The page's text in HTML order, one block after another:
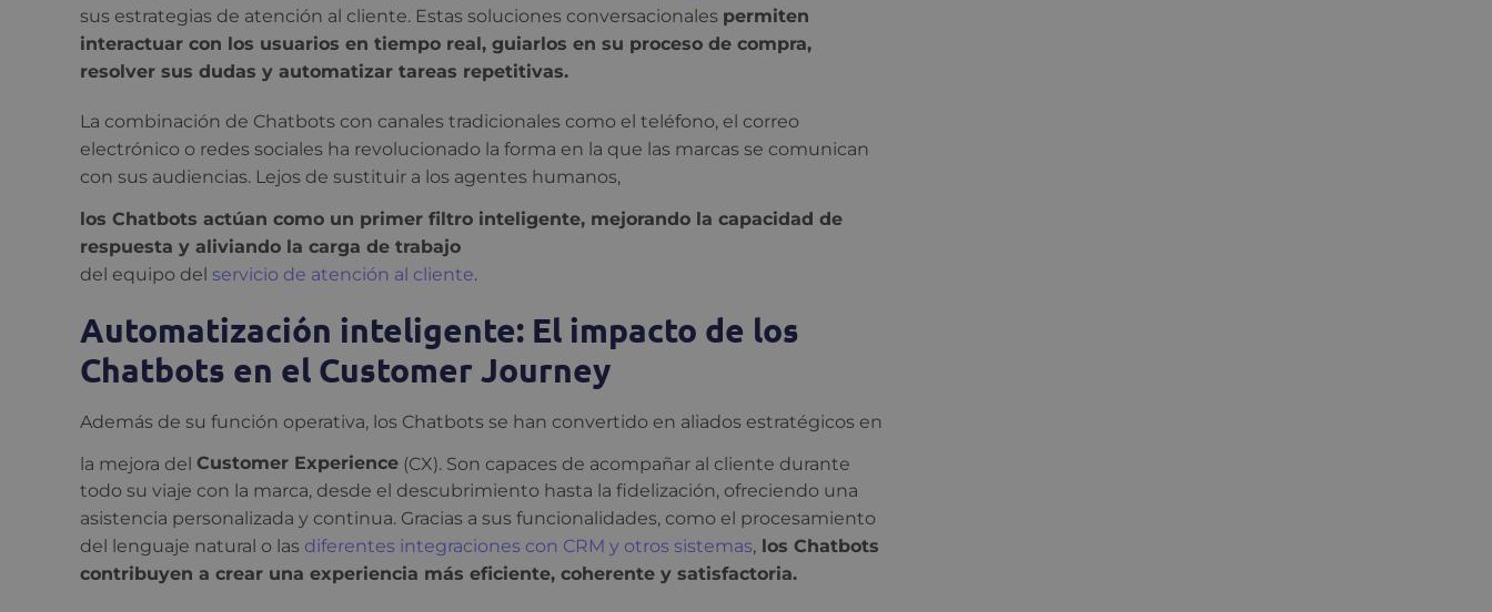
sus estrategias de atención al cliente. Estas soluciones conversacionales permiten
interactuar con los usuarios en tiempo real, guiarlos en su proceso de compra,
resolver sus dudas y automatizar tareas repetitivas.
La combinación de Chatbots con canales tradicionales como el teléfono, el correo
electrónico o redes sociales ha revolucionado la forma en la que las marcas se comunican
con sus audiencias. Lejos de sustituir a los agentes humanos,
los Chatbots actúan como un primer filtro inteligente, mejorando la capacidad de
respuesta y aliviando la carga de trabajo
del equipo del servicio de atención al cliente.
Automatización inteligente: El impacto de los
Chatbots en el Customer Journey
Además de su función operativa, los Chatbots se han convertido en aliados estratégicos en
la mejora del Customer Experience (CX). Son capaces de acompañar al cliente durante
todo su viaje con la marca, desde el descubrimiento hasta la fidelización, ofreciendo una
asistencia personalizada y continua. Gracias a sus funcionalidades, como el procesamiento
del lenguaje natural o las diferentes integraciones con CRM y otros sistemas, los Chatbots
contribuyen a crear una experiencia más eficiente, coherente y satisfactoria.